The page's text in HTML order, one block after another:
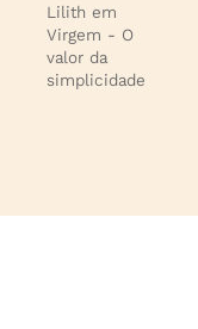
Lilith em
Virgem - O
valor da
simplicidade